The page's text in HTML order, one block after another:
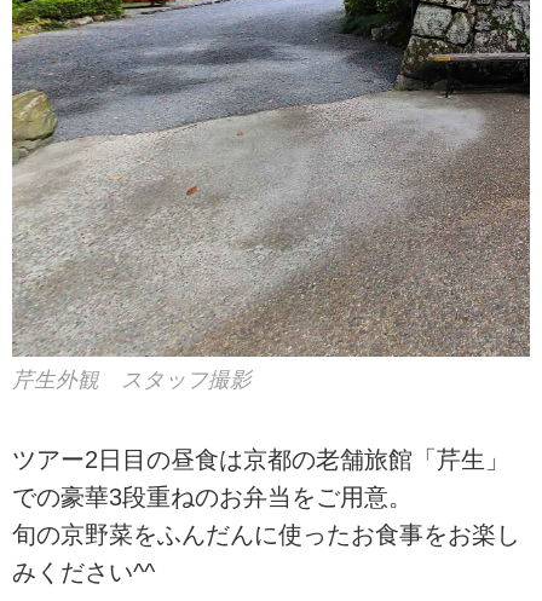
芹生外観 スタッフ撮影
ツアー2日目の昼食は京都の老舗旅館「芹生」
での豪華3段重ねのお弁当をご用意。
旬の京野菜をふんだんに使ったお食事をお楽し
みください^^